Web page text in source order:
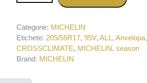
Categorie: MICHELIN
Etichete: 205/55R17,95V,ALL,Anvelopa,
CROSSCLIMATE, MICHELIN,season
Brand: MICHELIN